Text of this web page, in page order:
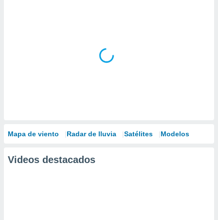
Mapa de viento Radar de lluvia Satélites Modelos
Videos destacados